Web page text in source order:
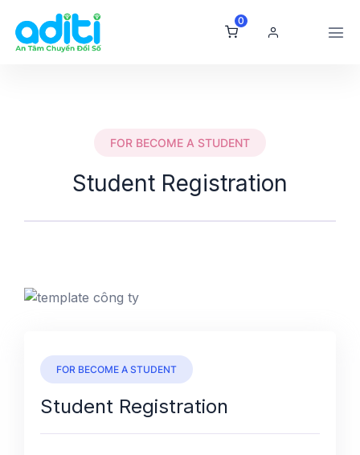
0
FOR BECOME A STUDENT
Student Registration
FOR BECOME A STUDENT
Student Registration